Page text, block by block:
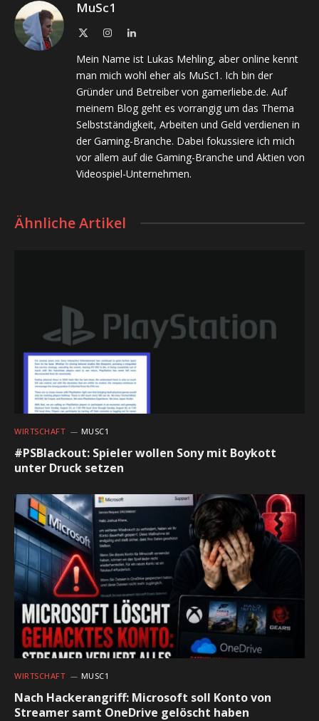
MuSc1
InstagramLinkedIn
Mein Name ist Lukas Mehling, aber online kennt
man mich wohl eher als MuSc1. Ich bin der
Gründer und Betreiber von gamerliebe.de. Auf
meinem Blog geht es vorrangig um das Thema
Selbstständigkeit, Arbeiten und Geld verdienen in
der Gaming-Branche. Dabei fokussiere ich mich
vor allem auf die Gaming-Branche und Aktien von
Videospiel-Unternehmen.
Ähnliche Artikel
WIRTSCHAFT MUSC1
#PSBlackout: Spieler wollen Sony mit Boykott
unter Druck setzen
WIRTSCHAFT MUSC1
Nach Hackerangriff: Microsoft soll Konto von
Streamer samt OneDrive gelöscht haben